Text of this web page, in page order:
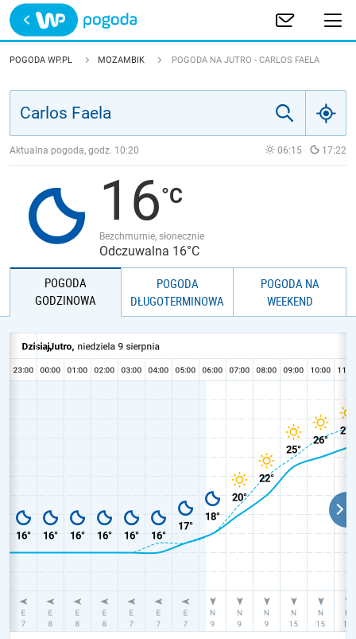
Trwa ładowanie
POLSKA
JAKOŚĆ POWIETRZA
POGODA WP.PL MOZAMBIK POGODA NA JUTRO - CARLOS FAELA
Aktualna pogoda, godz. 10:20 06:15 17:22
16
Bezchmurnie, słonecznie
Odczuwalna 16°C
POGODA
GODZINOWA
POGODA
DŁUGOTERMINOWA
POGODA NA
WEEKEND